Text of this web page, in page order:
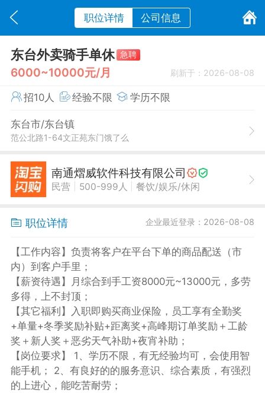
职位详情 公司信息
东台外卖骑手单休 急聘
6000~10000元/月 刷新于：2026-08-08
招10人 经验不限 学历不限
东台市/东台镇
范公北路1-64文正苑东门饿了么
南通熠威软件科技有限公司
民营 500-999人 餐饮/娱乐/休闲
职位详情 企业最近登录：2026-08-08
【工作内容】负责将客户在平台下单的商品配送（市
内）到客户手里；
【薪资待遇】月综合到手工资8000元~13000元，多劳
多得，上不封顶；
【其它福利】入职即购买商业保险，员工享有全勤奖
+单量+冬季奖励补贴+距离奖+高峰期订单奖励＋工龄
奖＋新人奖＋恶劣天气补助+夜宵补助；
【岗位要求】 1、学历不限，有无经验均可，会使用智
能手机； 2、有良好的的服务意识、综合素质，有强烈
的上进心，能吃苦耐劳；